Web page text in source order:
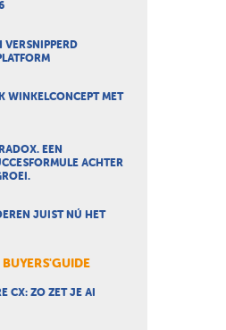
VERSNIPPERD
WINKELCONCEPT MET
EEN
ACHTER
JUIST NÚ HET
CX: ZO ZET JE AI